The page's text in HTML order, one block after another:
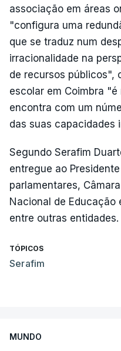
associação em áreas
"configura uma
que se traduz num
irracionalidade na
de recursos públicos",
escolar em Coimbra
encontra com um
das suas capacidades
Segundo Serafim
entregue ao
parlamentares,
Nacional de Educação
entre outras entidades.
TÓPICOS
Serafim
MUNDO